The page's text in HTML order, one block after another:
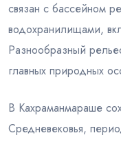
связан с бассейном
водохранилищами,
Разнообразный
главных природных
В Кахраманмараше
Средневековья,